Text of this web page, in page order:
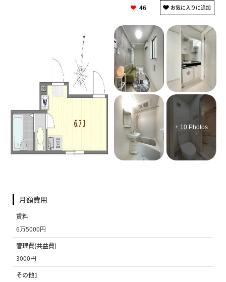
46
+ 10 Photos
月額費用
賃料
6万5000円
管理費(共益費)
3000円
その他1